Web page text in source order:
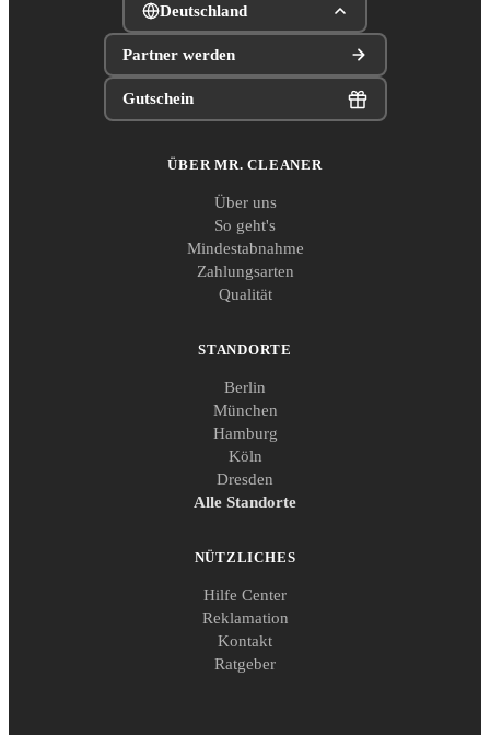
Deutschland
Partner werden
Gutschein
ÜBER MR. CLEANER
Über uns
So geht's
Mindestabnahme
Zahlungsarten
Qualität
STANDORTE
Berlin
München
Hamburg
Köln
Dresden
Alle Standorte
NÜTZLICHES
Hilfe Center
Reklamation
Kontakt
Ratgeber